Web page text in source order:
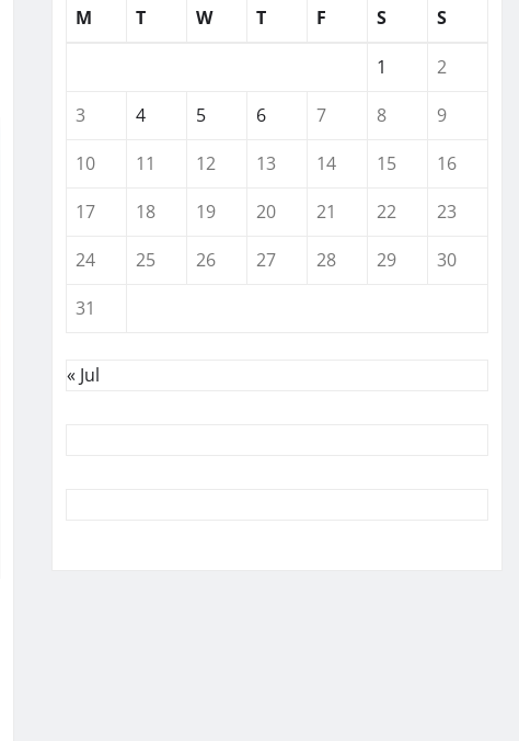
M
T W T F S S
1
2
3
4 5 6 7 8
9
10
11 12 13 14 15
16
17
18 19 20 21 22
23
24
25 26 27 28 29
30
31
« Jul